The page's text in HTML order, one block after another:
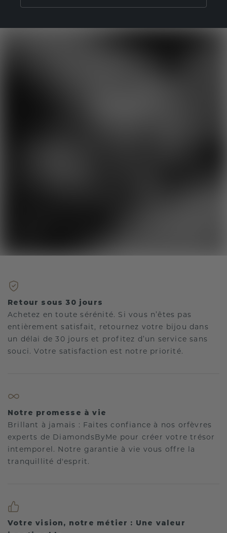
Retour sous 30 jours
Achetez en toute sérénité. Si vous n’êtes pas
entièrement satisfait, retournez votre bijou dans
un délai de 30 jours et profitez d’un service sans
souci. Votre satisfaction est notre priorité.
Notre promesse à vie
Brillant à jamais : Faites confiance à nos orfèvres
experts de DiamondsByMe pour créer votre trésor
intemporel. Notre garantie à vie vous offre la
tranquillité d'esprit.
Votre vision, notre métier : Une valeur